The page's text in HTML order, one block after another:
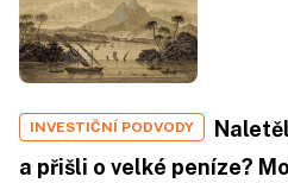
INVESTIČNÍ PODVODY
a přišli o velké peníze?